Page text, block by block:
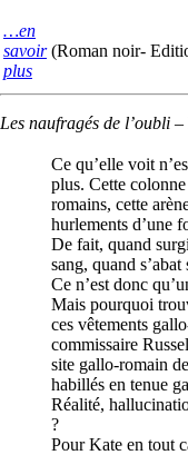
…en
savoir
plus
(Roman noir-
Les naufragés de l’oubli –
Ce qu’elle voit
plus. Cette colonne
romains, cette
hurlements d’une
De fait, quand
sang, quand
Ce n’est donc
Mais pourquoi
ces vêtements
commissaire
site gallo-romain
habillés en tenue
Réalité,
?
Pour Kate en tout